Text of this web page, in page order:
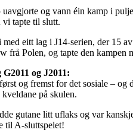
uavgjorte og vann éin kamp i
vi tapte til slutt.
eitt lag i J14-serien, der 15
frå Polen, og tapte den kampen
og J2011:
og fremst for det sosiale –
på skulen.
gutane litt uflaks og var
til A-sluttspelet!